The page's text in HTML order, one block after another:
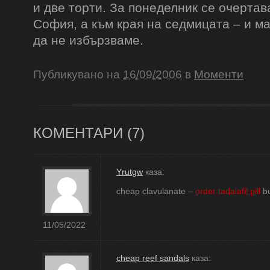
и две торти. За понеделник се
София, а към края на седмицата – и
да не избързваме.
Публикувано на 16/09/2006 в Моменти
КОМЕНТАРИ (7)
11/05/2022
Yrutgw каза:
cheap clavulanate – order tadalafil pill
cheap reef sandals каза: